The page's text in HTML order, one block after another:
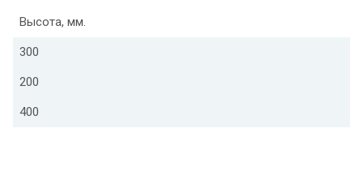
Высота, мм.
300
200
400